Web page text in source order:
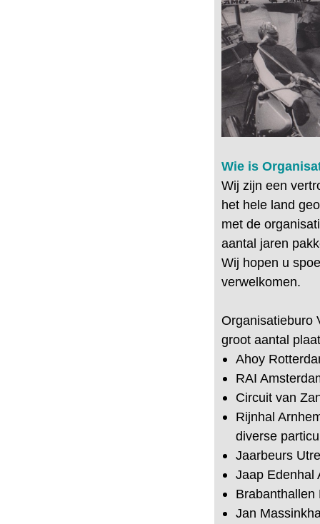
Wie is
Wij zijn een
het hele land
met de
aantal jaren
Wij hopen u
verwelkomen.
Organisatieburo
groot aantal
Ahoy
RAI
Circuit van
Rijnhal
diverse
Jaarbeurs
Jaap Edenhal
Brabanthallen
Jan